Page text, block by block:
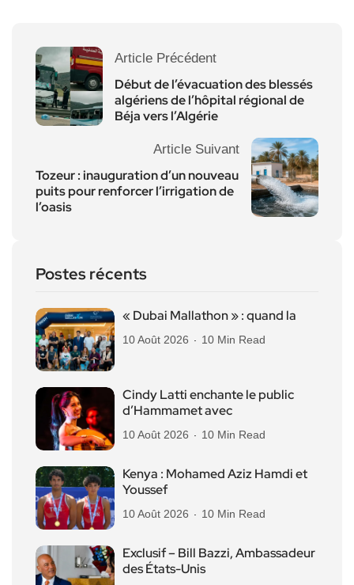
Article Précédent
Début de l’évacuation des blessés
algériens de l’hôpital régional de
Béja vers l’Algérie
Article Suivant
Tozeur : inauguration d’un nouveau
puits pour renforcer l’irrigation de
l’oasis
Postes récents
« Dubai Mallathon » : quand la
10 Août 2026 10 Min Read
Cindy Latti enchante le public
d’Hammamet avec
10 Août 2026 10 Min Read
Kenya : Mohamed Aziz Hamdi et
Youssef
10 Août 2026 10 Min Read
Exclusif – Bill Bazzi, Ambassadeur
des États-Unis